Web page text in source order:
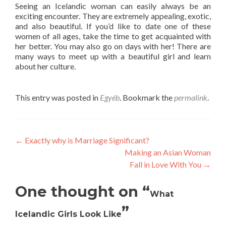
Seeing an Icelandic woman can easily always be an
exciting encounter. They are extremely appealing, exotic,
and also beautiful. If you’d like to date one of these
women of all ages, take the time to get acquainted with
her better. You may also go on days with her! There are
many ways to meet up with a beautiful girl and learn
about her culture.
This entry was posted in Egyéb. Bookmark thepermalink.
Post
← Exactly why is Marriage Significant?
Making an Asian Woman
Fall in Love With You →
One thought on “What
Icelandic Girls Look Like”